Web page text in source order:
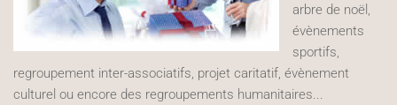
arbre de noël,
évènements
sportifs,
regroupement inter-associatifs, projet caritatif, évènement
culturel ou encore des regroupements humanitaires...